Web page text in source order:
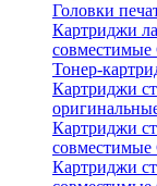
Головки
Картриджи
совместимые
Тонер-
Картриджи
Картриджи
совместимые
Картриджи